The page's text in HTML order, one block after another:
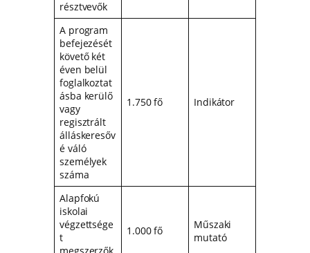
résztvevők
A program
befejezését
követő két
éven belül
foglalkoztat
ásba kerülő
vagy
regisztrált
álláskeresőv
é váló
személyek
száma
1.750 fő Indikátor
Alapfokú
iskolai
végzettsége
t
1.000 fő
Műszaki
mutató